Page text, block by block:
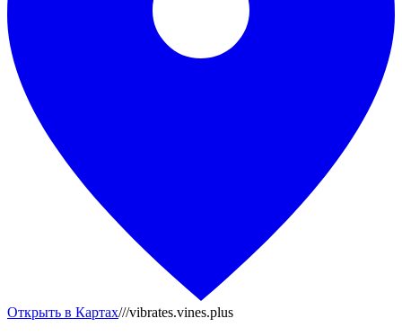
Открыть в Картах///vibrates.vines.plus